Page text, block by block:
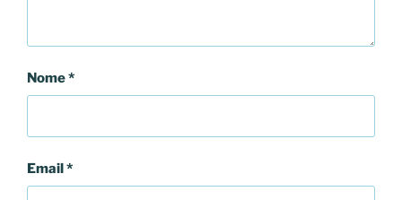
Nome*
Email*